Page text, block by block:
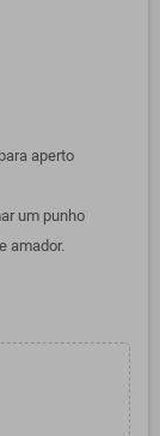
aperto
um punho
amador.